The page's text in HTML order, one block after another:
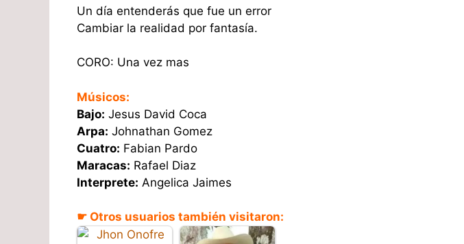
Un día entenderás que fue un error
Cambiar la realidad por fantasía.
CORO: Una vez mas
Músicos:
Bajo: Jesus David Coca
Arpa: Johnathan Gomez
Cuatro: Fabian Pardo
Maracas: Rafael Diaz
Interprete: Angelica Jaimes
☛ Otros usuarios también visitaron: